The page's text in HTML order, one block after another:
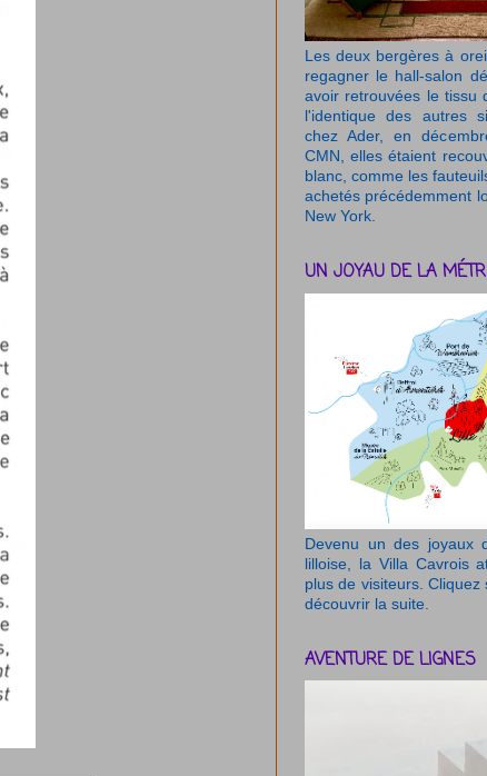
Les deux bergères à
regagner le hall-salon
avoir retrouvées le tissu
l'identique des autres
chez Ader, en
CMN, elles étaient
blanc, comme les
achetés précédemment
New York.
UN JOYAU DE LA
Devenu un des joyaux
lilloise, la Villa Cavrois
plus de visiteurs.
découvrir la suite.
AVENTURE DE LIGNES